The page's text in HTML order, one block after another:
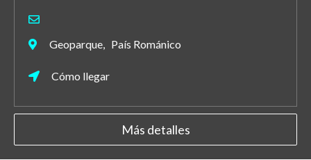
Geoparque, País Románico
Cómo llegar
Más detalles